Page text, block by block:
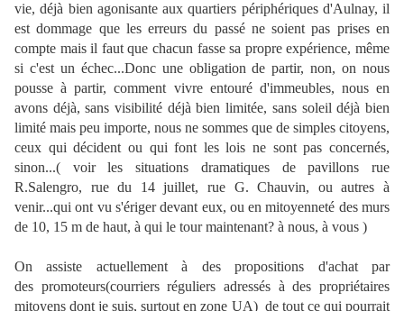
vie, déjà bien agonisante aux quartiers périphériques d'Aulnay, il
est dommage que les erreurs du passé ne soient pas prises en
compte mais il faut que chacun fasse sa propre expérience, même
si c'est un échec...Donc une obligation de partir, non, on nous
pousse à partir, comment vivre entouré d'immeubles, nous en
avons déjà, sans visibilité déjà bien limitée, sans soleil déjà bien
limité mais peu importe, nous ne sommes que de simples citoyens,
ceux qui décident ou qui font les lois ne sont pas concernés,
sinon...( voir les situations dramatiques de pavillons rue
R.Salengro, rue du 14 juillet, rue G. Chauvin, ou autres à
venir...qui ont vu s'ériger devant eux, ou en mitoyenneté des murs
de 10, 15 m de haut, à qui le tour maintenant? à nous, à vous )
On assiste actuellement à des propositions d'achat par
des promoteurs(courriers réguliers adressés à des propriétaires
mitoyens dont je suis, surtout en zone UA) de tout ce qui pourrait